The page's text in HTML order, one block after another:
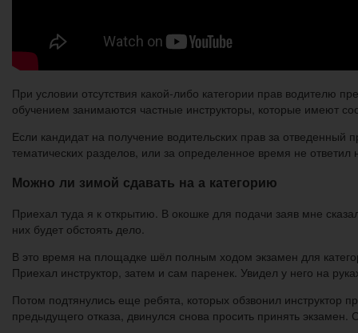
При условии отсутствия какой-либо категории прав водителю
обучением занимаются частные инструкторы, которые имеют
Если кандидат на получение водительских прав за
тематических разделов, или за определенное время не
Можно ли зимой сдавать на а категорию
Приехал туда я к открытию. В окошке для подачи заяв мне
них будет обстоять дело.
В это время на площадке шёл полным ходом экзамен для
Приехал инструктор, затем и сам паренек. Увидел у него на
Потом подтянулись еще ребята, которых обзвонил инструктор
предыдущего отказа, двинулся снова просить принять